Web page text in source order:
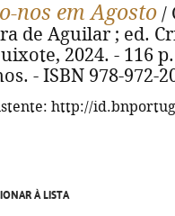
nos em Agosto /
de Aguilar ; ed.
2024. - 116
- ISBN 978-972-
http://
À LISTA